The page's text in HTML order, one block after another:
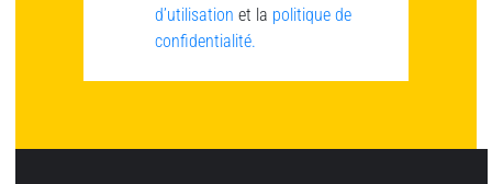
d’utilisation et la politique de
confidentialité.